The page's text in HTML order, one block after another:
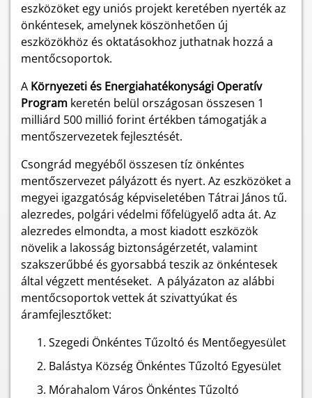
eszközöket egy uniós projekt keretében nyerték az
önkéntesek, amelynek köszönhetően új
eszközökhöz és oktatásokhoz juthatnak hozzá a
mentőcsoportok.
A Környezeti és Energiahatékonysági Operatív
Program keretén belül országosan összesen 1
milliárd 500 millió forint értékben támogatják a
mentőszervezetek fejlesztését.
Csongrád megyéből összesen tíz önkéntes
mentőszervezet pályázott és nyert. Az eszközöket a
megyei igazgatóság képviseletében Tátrai János tű.
alezredes, polgári védelmi főfelügyelő adta át. Az
alezredes elmondta, a most kiadott eszközök
növelik a lakosság biztonságérzetét, valamint
szakszerűbbé és gyorsabbá teszik az önkéntesek
által végzett mentéseket. A pályázaton az alábbi
mentőcsoportok vettek át szivattyúkat és
áramfejlesztőket:
Szegedi Önkéntes Tűzoltó és Mentőegyesület
Balástya Község Önkéntes Tűzoltó Egyesület
Mórahalom Város Önkéntes Tűzoltó